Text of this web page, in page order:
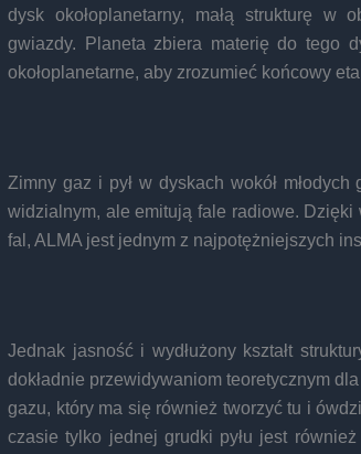
dysk okołoplanetarny, małą strukturę w
gwiazdy. Planeta zbiera materię do tego
okołoplanetarne, aby zrozumieć końcowy
Zimny gaz i pył w dyskach wokół
widzialnym, ale emitują fale radiowe.
fal, ALMA jest jednym z najpotężniejszych
Jednak jasność i wydłużony kształt
dokładnie przewidywaniom teoretycznym
gazu, który ma się również tworzyć tu i
czasie tylko jednej grudki pyłu jest